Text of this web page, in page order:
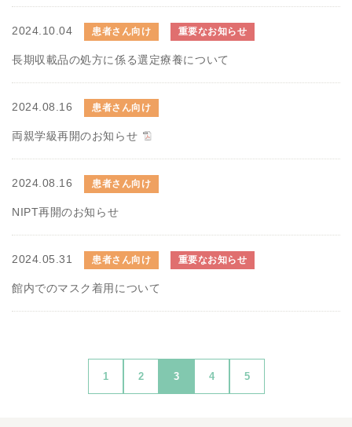
2024.10.04 患者さん向け 重要なお知らせ
長期収載品の処方に係る選定療養について
2024.08.16 患者さん向け
両親学級再開のお知らせ
2024.08.16 患者さん向け
NIPT再開のお知らせ
2024.05.31 患者さん向け 重要なお知らせ
館内でのマスク着用について
1 2 3 4 5